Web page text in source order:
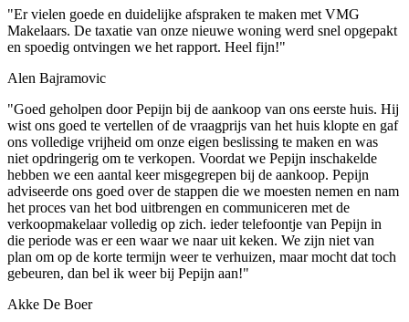
"Er vielen goede en duidelijke afspraken te maken met VMG
Makelaars. De taxatie van onze nieuwe woning werd snel opgepakt
en spoedig ontvingen we het rapport. Heel fijn!"
Alen Bajramovic
"Goed geholpen door Pepijn bij de aankoop van ons eerste huis. Hij
wist ons goed te vertellen of de vraagprijs van het huis klopte en gaf
ons volledige vrijheid om onze eigen beslissing te maken en was
niet opdringerig om te verkopen. Voordat we Pepijn inschakelde
hebben we een aantal keer misgegrepen bij de aankoop. Pepijn
adviseerde ons goed over de stappen die we moesten nemen en nam
het proces van het bod uitbrengen en communiceren met de
verkoopmakelaar volledig op zich. ieder telefoontje van Pepijn in
die periode was er een waar we naar uit keken. We zijn niet van
plan om op de korte termijn weer te verhuizen, maar mocht dat toch
gebeuren, dan bel ik weer bij Pepijn aan!"
Akke De Boer